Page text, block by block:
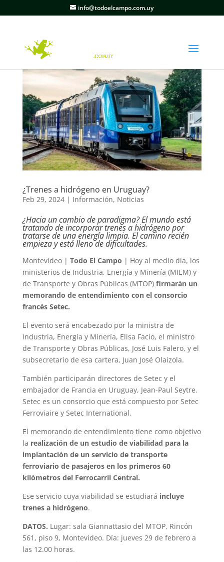
info@todoelcampo.com.uy
¿Trenes a hidrógeno en Uruguay?
Feb 29, 2024| Información, Noticias
¿Hacia un cambio de paradigma? El mundo está
tratando de incorporar trenes a hidrógeno por
tratarse de una energía limpia. El camino recién
empieza y está lleno de dificultades.
Montevideo | Todo El Campo | Hoy al medio día, los
ministerios de Industria, Energía y Minería (MIEM) y
de Transporte y Obras Públicas (MTOP) firmarán un
memorando de entendimiento con el consorcio
francés Setec.
El evento será encabezado por la ministra de
Industria, Energía y Minería, Elisa Facio, el ministro
de Transporte y Obras Públicas, José Luis Falero, y el
subsecretario de esa cartera, Juan José Olaizola.
También participarán directores de Setec y el
embajador de Francia en Uruguay, Jean-Paul Seytre.
Setec es un consorcio que está compuesto por Setec
Ferroviaire y Setec International.
El memorando de entendimiento tiene como objetivo
la realización de un estudio de viabilidad para la
implantación de un servicio de transporte
ferroviario de pasajeros en los primeros 60
kilómetros del Ferrocarril Central.
Ese servicio cuya viabilidad se estudiará incluye
trenes a hidrógeno.
DATOS. Lugar: sala Giannattasio del MTOP, Rincón
561, piso 9, Montevideo. Día: jueves 29 de febrero a
las 12.00 horas.